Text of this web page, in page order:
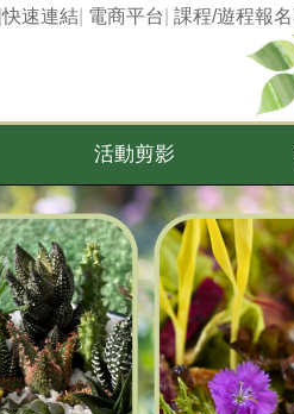
課程/遊程報
電商平台
快速連結
|
活動剪影